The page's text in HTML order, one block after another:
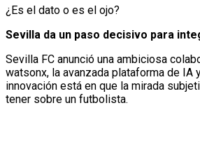
¿Es el dato o es el ojo?
Sevilla da un paso decisivo para
Sevilla FC anunció una ambiciosa
watsonx, la avanzada plataforma de
innovación está en que la mirada
tener sobre un futbolista.